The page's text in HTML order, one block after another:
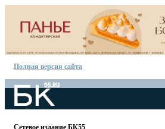
Полная версия сайта
Сетевое издание БК55